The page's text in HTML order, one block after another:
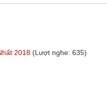
2018 (Lượt nghe: 635)